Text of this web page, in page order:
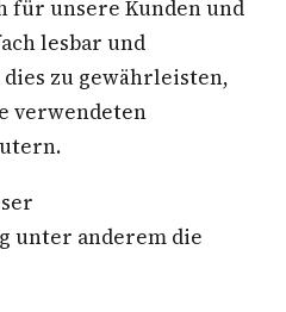
für unsere Kunden und
lesbar und
zu gewährleisten,
verwendeten
unter anderem die